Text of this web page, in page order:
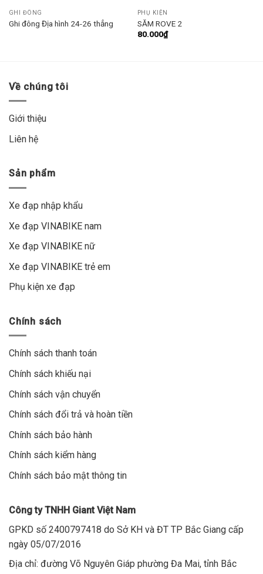
GHI ĐÔNG
Ghi đông Địa hình 24-26 thẳng
PHỤ KIỆN
SĂM ROVE 2
80.000₫
Về chúng tôi
Giới thiệu
Liên hệ
Sản phẩm
Xe đạp nhập khẩu
Xe đạp VINABIKE nam
Xe đạp VINABIKE nữ
Xe đạp VINABIKE trẻ em
Phụ kiện xe đạp
Chính sách
Chính sách thanh toán
Chính sách khiếu nại
Chính sách vận chuyển
Chính sách đổi trả và hoàn tiền
Chính sách bảo hành
Chính sách kiểm hàng
Chính sách bảo mật thông tin
Công ty TNHH Giant Việt Nam
GPKD số 2400797418 do Sở KH và ĐT TP Bắc Giang cấp
ngày 05/07/2016
Địa chỉ: đường Võ Nguyên Giáp phường Đa Mai, tỉnh Bắc